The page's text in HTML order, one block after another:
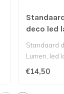
deco led
Standaard
Lumen, led
kleurig met
€14,50